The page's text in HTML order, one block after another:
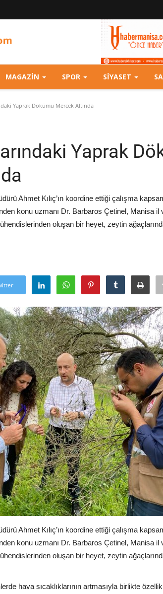
MAGAZIN SPOR SIYASET
Yaprak Dökümü Mercek Altında
Yaprak
Ahmet Kılıç’ın koordine ettiği çalışma
konu uzmanı Dr. Barbaros Çetinel, Manisa il
oluşan bir heyet, zeytin
Ahmet Kılıç’ın koordine ettiği çalışma
konu uzmanı Dr. Barbaros Çetinel, Manisa il
oluşan bir heyet, zeytin
hava sıcaklıklarının artmasıyla birlikte